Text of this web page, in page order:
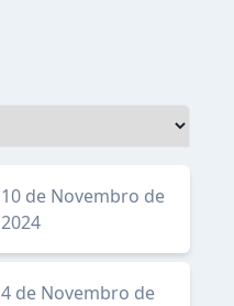
10 de Novembro de
2024
4 de Novembro de